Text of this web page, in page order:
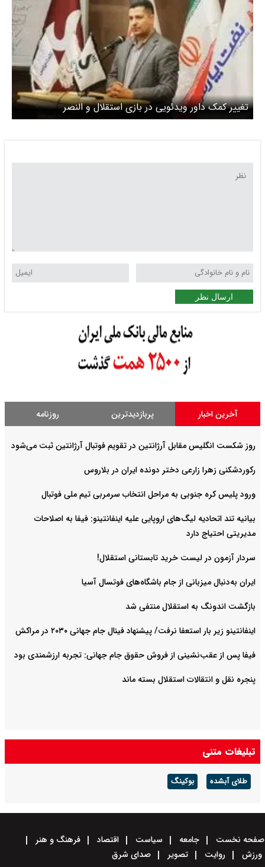
تغییر کمک داور ویدئویی در بازی استقلال و النصر
ارسال نظر
آخرین اخبار پربازدیدترین روزنامه
روز شکست انگلیس مقابل آرژانتین در تقویم فوتبال آرژانتین ثبت می‌شود
رکوردشکنی زهرا زارعی دختر دونده ایران در بلاروس
ورود پلیس کره جنوبی به مراحل انتخاب سرمربی تیم ملی فوتبال
بیانیه تند اتحادیه لیگ‌های اروپایی علیه اینفانتینو: فیفا به اصلاحات
مدیریتی احتیاج دارد
سردار آزمون در لیست خرید تابستانی استقلال!
ایران به‌دنبال میزبانی از جام باشگاه‌های فوتسال آسیا
بازگشت اندونگ به استقلال منتفی شد
اینفانتینو زیر بار استعفا نرفت/ پیشنهاد فینال جام جهانی ۲۰۳۰ در مراکش
فیفا پس از عقب‌نشینی از فروش حقوق جام جهانی: تجربه ارزشمندی بود
پنجره نقل و انتقالات استقلال بسته ماند
تبلیغات متنی
طلای آبشده بوکینگ
صفحه نخست جامعه سیاست اقتصاد
فرهنگ و هنر
ورزش
روایت تصویر صدای شرق